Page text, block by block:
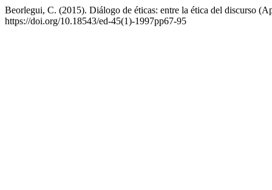
Beorlegui, C. (2015). Diálogo de éticas: entre la ética del discurso
https://doi.org/10.18543/ed-45(1)-1997pp67-95